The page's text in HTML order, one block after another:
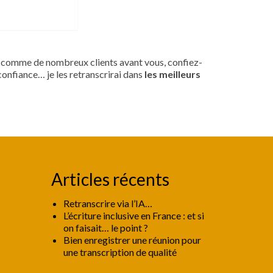
comme de nombreux clients avant vous, confiez-
je les retranscrirai dans les meilleurs
Articles récents
Retranscrire via l’IA…
L’écriture inclusive en France : et si
on faisait… le point ?
Bien enregistrer une réunion pour
une transcription de qualité